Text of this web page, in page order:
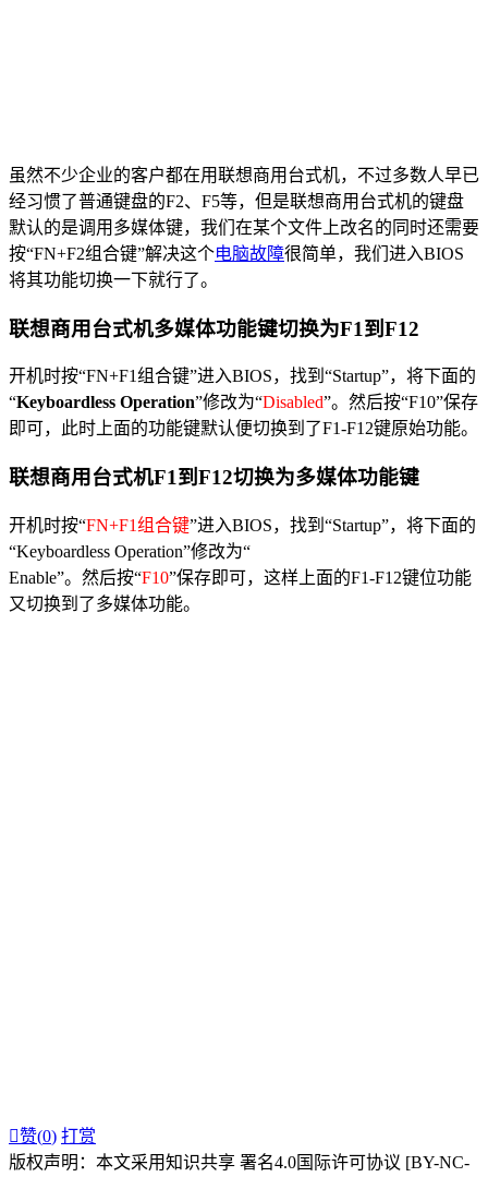
虽然不少企业的客户都在用联想商用台式机，不过多数人早已
经习惯了普通键盘的F2、F5等，但是联想商用台式机的键盘
默认的是调用多媒体键，我们在某个文件上改名的同时还需要
按“FN+F2组合键”解决这个电脑故障很简单，我们进入BIOS
将其功能切换一下就行了。
联想商用台式机多媒体功能键切换为F1到F12
开机时按“FN+F1组合键”进入BIOS，找到“Startup”，将下面的
“Keyboardless Operation”修改为“Disabled”。然后按“F10”保存
即可，此时上面的功能键默认便切换到了F1-F12键原始功能。
联想商用台式机F1到F12切换为多媒体功能键
开机时按“FN+F1组合键”进入BIOS，找到“Startup”，将下面的
“Keyboardless Operation”修改为“
Enable”。然后按“F10”保存即可，这样上面的F1-F12键位功能
又切换到了多媒体功能。
赞(0) 打赏
版权声明：本文采用知识共享 署名4.0国际许可协议 [BY-NC-